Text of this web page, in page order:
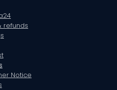
refunds
Notice